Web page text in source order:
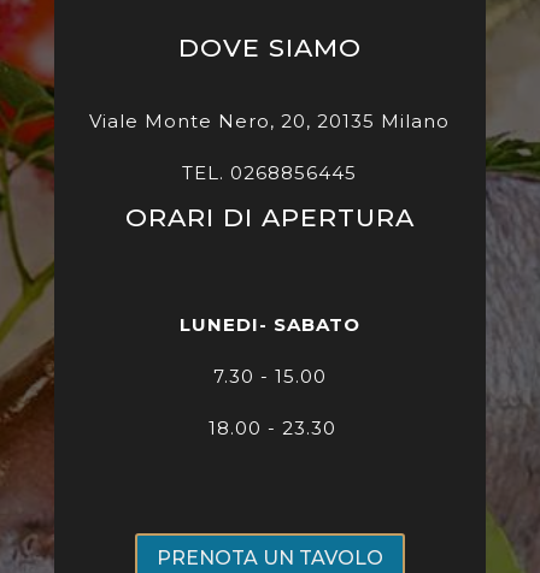
DOVE SIAMO
Viale Monte Nero, 20, 20135 Milano
TEL. 0268856445
ORARI DI APERTURA
LUNEDI- SABATO
7.30 - 15.00
18.00 - 23.30
PRENOTA UN TAVOLO